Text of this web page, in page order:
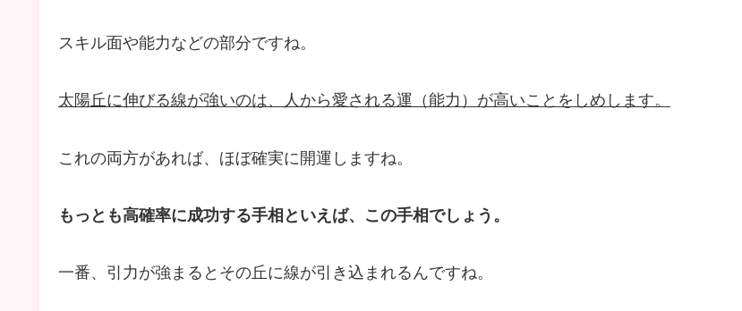
スキル面や能力などの部分ですね。
太陽丘に伸びる線が強いのは、人から愛される運（能力）が高いことをしめします。
これの両方があれば、ほぼ確実に開運しますね。
もっとも高確率に成功する手相といえば、この手相でしょう。
一番、引力が強まるとその丘に線が引き込まれるんですね。